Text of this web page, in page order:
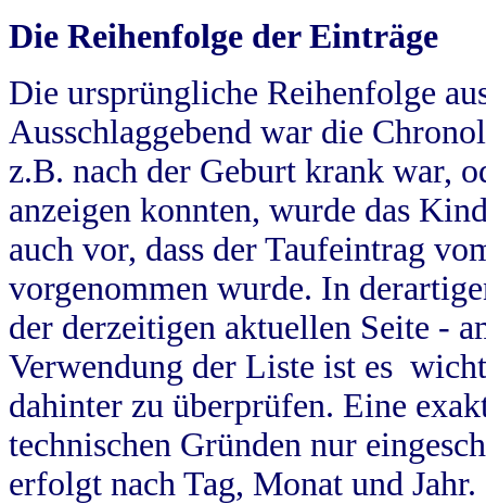
Die Reihenfolge der Einträge
Die ursprüngliche Reihenfolge
Ausschlaggebend war die
z.B. nach der Geburt krank war,
anzeigen konnten, wurde das
auch vor, dass der Taufeintrag
vorgenommen wurde. In
der derzeitigen aktuellen Seite -
Verwendung der Liste ist es
dahinter zu überprüfen. Eine
technischen Gründen nur
erfolgt nach Tag, Monat und Jahr.